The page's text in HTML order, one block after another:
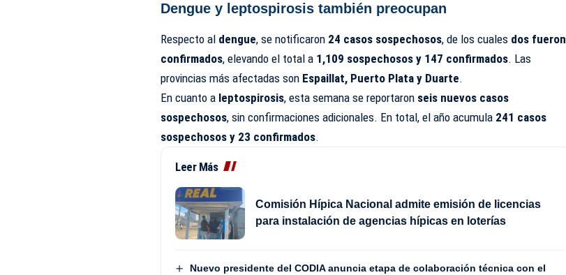
Dengue y leptospirosis también preocupan
Respecto al dengue, se notificaron 24 casos sospechosos, de los cuales dos fueron
confirmados, elevando el total a 1,109 sospechosos y 147 confirmados. Las
provincias más afectadas son Espaillat, Puerto Plata y Duarte.
En cuanto a leptospirosis, esta semana se reportaron seis nuevos casos
sospechosos, sin confirmaciones adicionales. En total, el año acumula 241 casos
sospechosos y 23 confirmados.
Leer Más
Comisión Hípica Nacional admite emisión de licencias
para instalación de agencias hípicas en loterías
Nuevo presidente del CODIA anuncia etapa de colaboración técnica con el